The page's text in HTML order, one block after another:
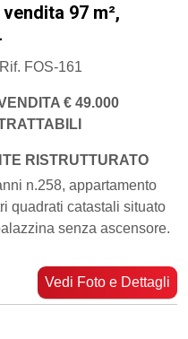
97 m²,
FOS-161
€ 49.000
RISTRUTTURATO
n.258, appartamento
quadrati catastali situato
senza ascensore.
Vedi Foto e Dettagli